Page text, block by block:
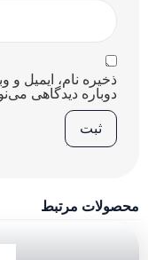
ذخیره نام، ایمیل
دوباره دیدگاهی
محصولات مرتبط